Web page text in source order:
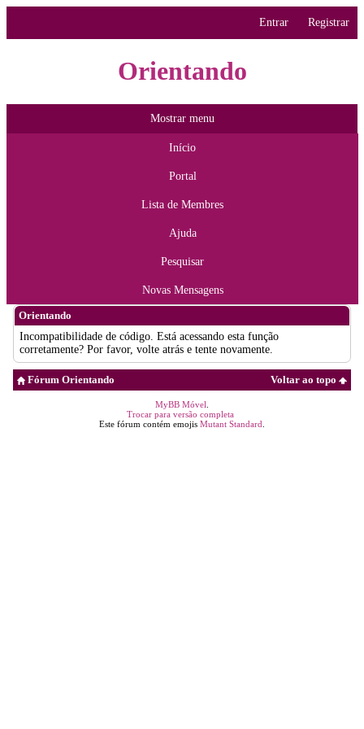
Entrar Registrar
Orientando
Mostrar menu
Início
Portal
Lista de Membres
Ajuda
Pesquisar
Novas Mensagens
Orientando
Incompatibilidade de código. Está acessando esta função
corretamente? Por favor, volte atrás e tente novamente.
Voltar ao topo
Fórum Orientando
MyBB Móvel
Trocar para versão completa
Este fórum contém emojis Mutant Standard